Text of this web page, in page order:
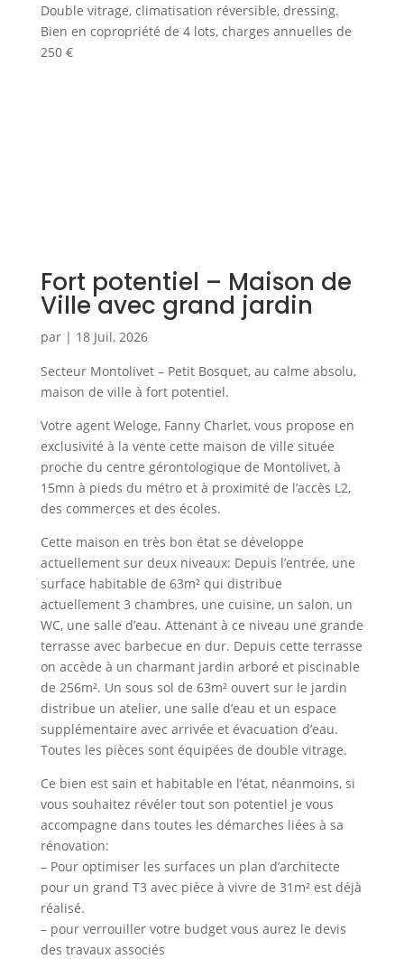
Double vitrage, climatisation réversible, dressing.
Bien en copropriété de 4 lots, charges annuelles de
250 €
Fort potentiel – Maison de
Ville avec grand jardin
par | 18 Juil, 2026
Secteur Montolivet – Petit Bosquet, au calme absolu,
maison de ville à fort potentiel.
Votre agent Weloge, Fanny Charlet, vous propose en
exclusivité à la vente cette maison de ville située
proche du centre gérontologique de Montolivet, à
15mn à pieds du métro et à proximité de l’accès L2,
des commerces et des écoles.
Cette maison en très bon état se développe
actuellement sur deux niveaux: Depuis l’entrée, une
surface habitable de 63m² qui distribue
actuellement 3 chambres, une cuisine, un salon, un
WC, une salle d’eau. Attenant à ce niveau une grande
terrasse avec barbecue en dur. Depuis cette terrasse
on accède à un charmant jardin arboré et piscinable
de 256m². Un sous sol de 63m² ouvert sur le jardin
distribue un atelier, une salle d’eau et un espace
supplémentaire avec arrivée et évacuation d’eau.
Toutes les pièces sont équipées de double vitrage.
Ce bien est sain et habitable en l’état, néanmoins, si
vous souhaitez révéler tout son potentiel je vous
accompagne dans toutes les démarches liées à sa
rénovation:
– Pour optimiser les surfaces un plan d’architecte
pour un grand T3 avec pièce à vivre de 31m² est déjà
réalisé.
– pour verrouiller votre budget vous aurez le devis
des travaux associés